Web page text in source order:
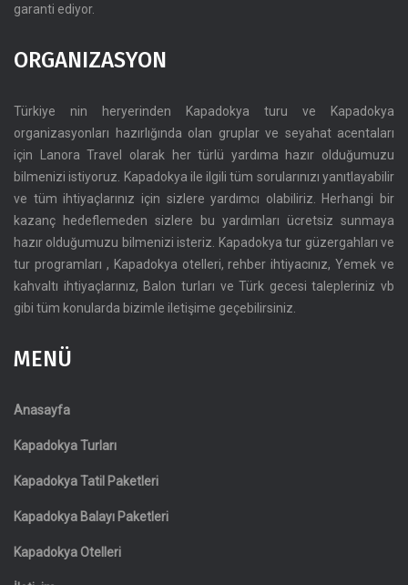
garanti ediyor.
ORGANIZASYON
Türkiye nin heryerinden Kapadokya turu ve Kapadokya
organizasyonları hazırlığında olan gruplar ve seyahat acentaları
için Lanora Travel olarak her türlü yardıma hazır olduğumuzu
bilmenizi istiyoruz. Kapadokya ile ilgili tüm sorularınızı yanıtlayabilir
ve tüm ihtiyaçlarınız için sizlere yardımcı olabiliriz. Herhangi bir
kazanç hedeflemeden sizlere bu yardımları ücretsiz sunmaya
hazır olduğumuzu bilmenizi isteriz. Kapadokya tur güzergahları ve
tur programları , Kapadokya otelleri, rehber ihtiyacınız, Yemek ve
kahvaltı ihtiyaçlarınız, Balon turları ve Türk gecesi talepleriniz vb
gibi tüm konularda bizimle iletişime geçebilirsiniz.
MENÜ
Anasayfa
Kapadokya Turları
Kapadokya Tatil Paketleri
Kapadokya Balayı Paketleri
Kapadokya Otelleri